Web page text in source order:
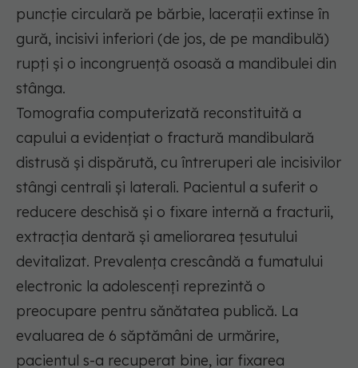
puncție circulară pe bărbie, lacerații extinse în
gură, incisivi inferiori (de jos, de pe mandibulă)
rupți și o incongruență osoasă a mandibulei din
stânga.
Tomografia computerizată reconstituită a
capului a evidențiat o fractură mandibulară
distrusă și dispărută, cu întreruperi ale incisivilor
stângi centrali și laterali. Pacientul a suferit o
reducere deschisă și o fixare internă a fracturii,
extracția dentară și ameliorarea țesutului
devitalizat. Prevalența crescândă a fumatului
electronic la adolescenți reprezintă o
preocupare pentru sănătatea publică. La
evaluarea de 6 săptămâni de urmărire,
pacientul s-a recuperat bine, iar fixarea